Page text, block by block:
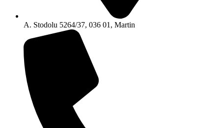
A. Stodolu 5264/37, 036 01, Martin